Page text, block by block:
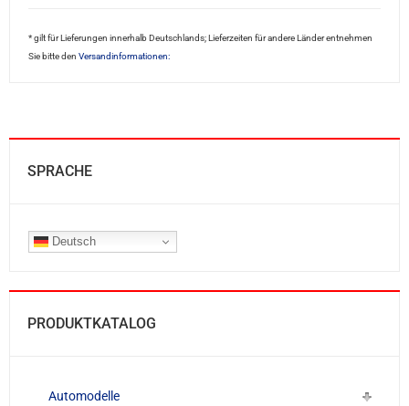
* gilt für Lieferungen innerhalb Deutschlands; Lieferzeiten für andere Länder entnehmen
Sie bitte den Versandinformationen:
SPRACHE
Deutsch
PRODUKTKATALOG
Automodelle